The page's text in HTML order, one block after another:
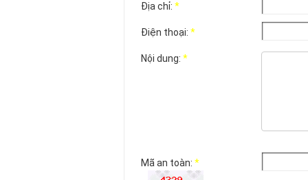
Địa chỉ: *
Điện thoại: *
Nội dung: *
Mã an toàn: *